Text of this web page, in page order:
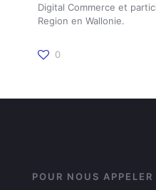
Digital Commerce et
Region en Wallonie.
0
POUR NOUS